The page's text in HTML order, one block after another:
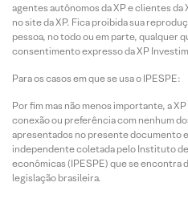
agentes autônomos da XP e clientes da
no site da XP. Fica proibida sua
pessoa, no todo ou em parte, qualquer
consentimento expresso da XP
Para os casos em que se usa o IPESPE:
Por fim mas não menos importante, a
conexão ou preferência com nenhum
apresentados no presente documento
independente coletada pelo Instituto
econômicas (IPESPE) que se
legislação brasileira.